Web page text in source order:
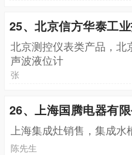
25、北京信方华泰工
北京测控仪表类产品，北
声波液位计
张
26、上海国腾电器有
上海集成灶销售，集成水
陈先生